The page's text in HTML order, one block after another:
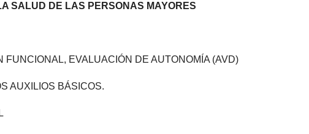
SALUD DE LAS PERSONAS MAYORES
FUNCIONAL, EVALUACIÓN DE AUTONOMÍA (AVD)
AUXILIOS BÁSICOS.